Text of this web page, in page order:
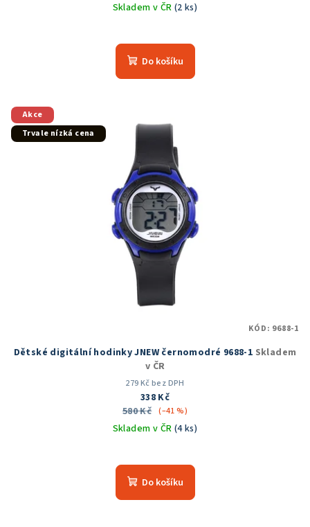
Skladem v ČR (2 ks)
hodnocení
produktu
hvězdiček.
Do košíku
Akce
Trvale nízká cena
Dětské digitální hodinky JNEW černomodré 9688-1 Skladem
v ČR
279 Kč bez DPH
338 Kč
580 Kč (–41 %)
Skladem v ČR (4 ks)
hodnocení
produktu
Do košíku
KÓD: 9688-1